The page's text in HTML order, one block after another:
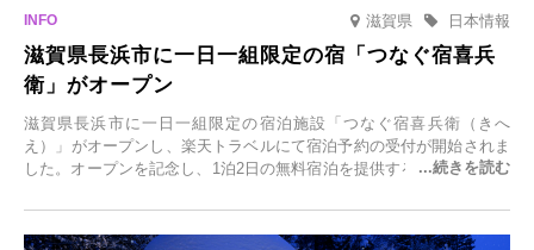
滋賀県 日本情報
滋賀県長浜市に一日一組限定の宿「つなぐ宿喜兵
衛」がオープン
滋賀県長浜市に一日一組限定の宿泊施設「つなぐ宿喜兵衛（きへ
え）」がオープンし、楽天トラベルにて宿泊予約の受付が開始されま
した。オープンを記念し、1泊2日の無料宿泊を提供するキャンペーン
一組限定の宿だからこそ叶う、大切な人との特別な時間を体験いただ
けます。